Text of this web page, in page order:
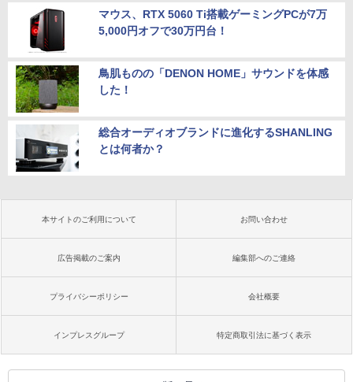
マウス、RTX 5060 Ti搭載ゲーミングPCが7万
5,000円オフで30万円台！
鳥肌ものの「DENON HOME」サウンドを体感
した！
総合オーディオブランドに進化するSHANLING
とは何者か？
本サイトのご利用について お問い合わせ
広告掲載のご案内 編集部へのご連絡
プライバシーポリシー 会社概要
インプレスグループ 特定商取引法に基づく表示